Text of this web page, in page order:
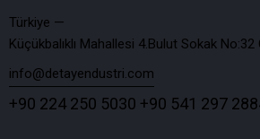
Türkiye —
Küçükbalıklı Mahallesi 4.Bulut Sokak
info@detayendustri.com
+90 224 250 5030 +90 541 297